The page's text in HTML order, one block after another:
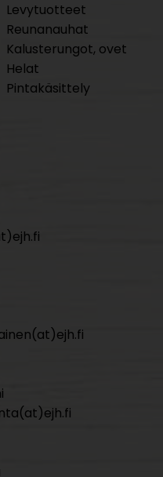
Levytuotteet
Reunanauhat
Kalusterungot, ovet
Helat
Pintakäsittely